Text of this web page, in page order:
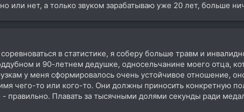
или нет, а только звуком зарабатываю уже 20 лет, больше
в статистике, я соберу больше травм и
и 90-летнем дедушке, односельчанине моего отца,
у меня сформировалось очень устойчивое отношение,
чего-то или кого-то. Они должны приносить конкретную
правильно. Плавать за тысячными долями секунды ради